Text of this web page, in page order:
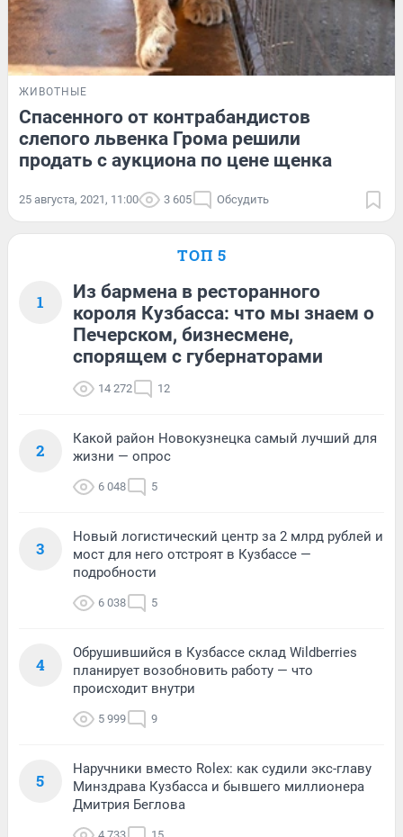
ЖИВОТНЫЕ
Спасенного от контрабандистов
слепого львенка Грома решили
продать с аукциона по цене щенка
25 августа, 2021, 11:00 3 605 Обсудить
ТОП 5
1
Из бармена в ресторанного
короля Кузбасса: что мы знаем о
Печерском, бизнесмене,
спорящем с губернаторами
14 272 12
2
Какой район Новокузнецка самый лучший для
жизни — опрос
6 048 5
3
Новый логистический центр за 2 млрд рублей и
мост для него отстроят в Кузбассе —
подробности
6 038 5
4
Обрушившийся в Кузбассе склад Wildberries
планирует возобновить работу — что
происходит внутри
5 999 9
5
Наручники вместо Rolex: как судили экс-главу
Минздрава Кузбасса и бывшего миллионера
Дмитрия Беглова